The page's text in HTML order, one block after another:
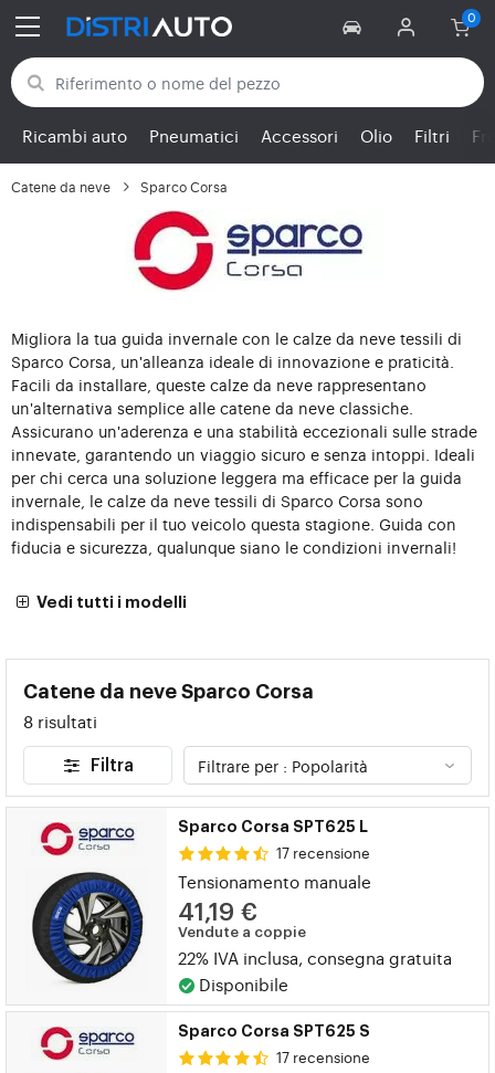
Torna alle categorie
Ricambi auto Pneumatici Accessori Olio Filtri
Catene da neve Sparco Corsa
Migliora la tua guida invernale con le calze da neve tessili di
Sparco Corsa, un'alleanza ideale di innovazione e praticità.
Facili da installare, queste calze da neve rappresentano
un'alternativa semplice alle catene da neve classiche.
Assicurano un'aderenza e una stabilità eccezionali sulle strade
innevate, garantendo un viaggio sicuro e senza intoppi. Ideali
per chi cerca una soluzione leggera ma efficace per la guida
invernale, le calze da neve tessili di Sparco Corsa sono
indispensabili per il tuo veicolo questa stagione. Guida con
fiducia e sicurezza, qualunque siano le condizioni invernali!
Vedi tutti i modelli
Catene da neve Sparco Corsa
8 risultati
Filtra
Sparco Corsa SPT625 L
17 recensione
Tensionamento manuale
41,19 €
Vendute a coppie
22% IVA inclusa, consegna gratuita
Disponibile
Sparco Corsa SPT625 S
17 recensione